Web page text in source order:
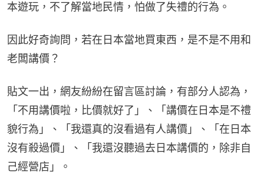
本遊玩，不了解當地民情，怕做了失禮的行為。
因此好奇詢問，若在日本當地買東西，是不是不用和
老闆講價？
貼文一出，網友紛紛在留言區討論，有部分人認為，
「不用講價啦，比價就好了」、「講價在日本是不禮
貌行為」、「我還真的沒看過有人講價」、「在日本
沒有殺過價」、「我還沒聽過去日本講價的，除非自
己經營店」。